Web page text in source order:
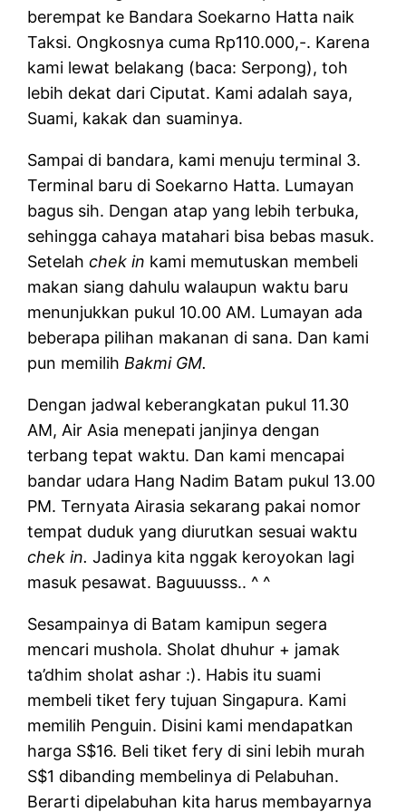
berempat ke Bandara Soekarno Hatta naik
Taksi. Ongkosnya cuma Rp110.000,-. Karena
kami lewat belakang (baca: Serpong), toh
lebih dekat dari Ciputat. Kami adalah saya,
Suami, kakak dan suaminya.
Sampai di bandara, kami menuju terminal 3.
Terminal baru di Soekarno Hatta. Lumayan
bagus sih. Dengan atap yang lebih terbuka,
sehingga cahaya matahari bisa bebas masuk.
Setelahchek in kami memutuskan membeli
makan siang dahulu walaupun waktu baru
menunjukkan pukul 10.00 AM. Lumayan ada
beberapa pilihan makanan di sana. Dan kami
pun memilih Bakmi GM.
Dengan jadwal keberangkatan pukul 11.30
AM, Air Asia menepati janjinya dengan
terbang tepat waktu. Dan kami mencapai
bandar udara Hang Nadim Batam pukul 13.00
PM. Ternyata Airasia sekarang pakai nomor
tempat duduk yang diurutkan sesuai waktu
chek in.Jadinya kita nggak keroyokan lagi
masuk pesawat. Baguuusss.. ^ ^
Sesampainya di Batam kamipun segera
mencari mushola. Sholat dhuhur + jamak
ta’dhim sholat ashar :). Habis itu suami
membeli tiket fery tujuan Singapura. Kami
memilih Penguin. Disini kami mendapatkan
harga S$16. Beli tiket fery di sini lebih murah
S$1 dibanding membelinya di Pelabuhan.
Berarti dipelabuhan kita harus membayarnya